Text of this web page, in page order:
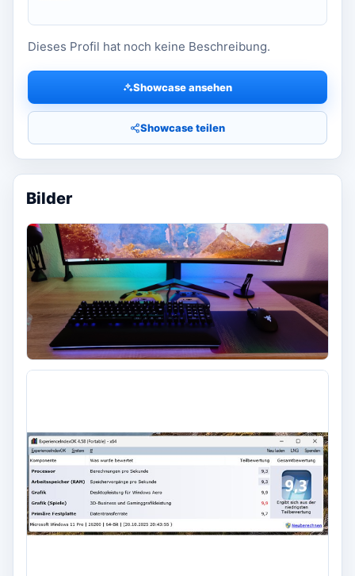
Dieses Profil hat noch keine Beschreibung.
Showcase ansehen
Showcase teilen
Bilder